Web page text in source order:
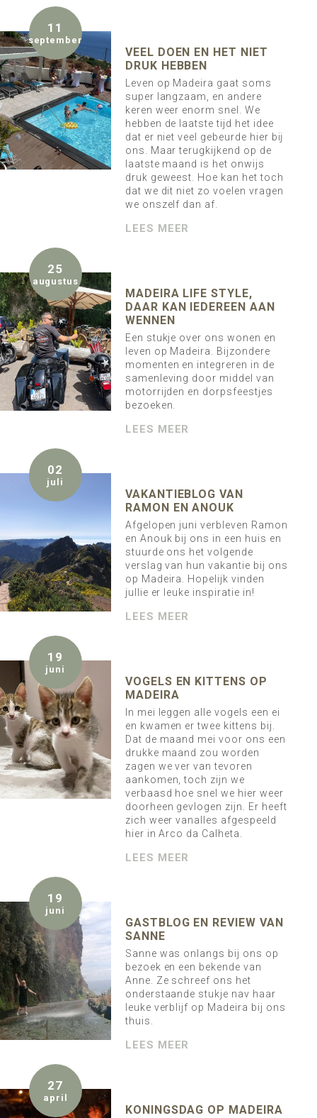
11
september
VEEL DOEN EN HET NIET
DRUK HEBBEN
Leven op Madeira gaat soms
super langzaam, en andere
keren weer enorm snel. We
hebben de laatste tijd het idee
dat er niet veel gebeurde hier bij
ons. Maar terugkijkend op de
laatste maand is het onwijs
druk geweest. Hoe kan het toch
dat we dit niet zo voelen vragen
we onszelf dan af.
LEES MEER
25
augustus
MADEIRA LIFE STYLE,
DAAR KAN IEDEREEN AAN
WENNEN
Een stukje over ons wonen en
leven op Madeira. Bijzondere
momenten en integreren in de
samenleving door middel van
motorrijden en dorpsfeestjes
bezoeken.
LEES MEER
02
juli
VAKANTIEBLOG VAN
RAMON EN ANOUK
Afgelopen juni verbleven Ramon
en Anouk bij ons in een huis en
stuurde ons het volgende
verslag van hun vakantie bij ons
op Madeira. Hopelijk vinden
jullie er leuke inspiratie in!
LEES MEER
19
juni
VOGELS EN KITTENS OP
MADEIRA
In mei leggen alle vogels een ei
en kwamen er twee kittens bij.
Dat de maand mei voor ons een
drukke maand zou worden
zagen we ver van tevoren
aankomen, toch zijn we
verbaasd hoe snel we hier weer
doorheen gevlogen zijn. Er heeft
zich weer vanalles afgespeeld
hier in Arco da Calheta.
LEES MEER
19
juni
GASTBLOG EN REVIEW VAN
SANNE
Sanne was onlangs bij ons op
bezoek en een bekende van
Anne. Ze schreef ons het
onderstaande stukje nav haar
leuke verblijf op Madeira bij ons
thuis.
LEES MEER
27
april
KONINGSDAG OP MADEIRA